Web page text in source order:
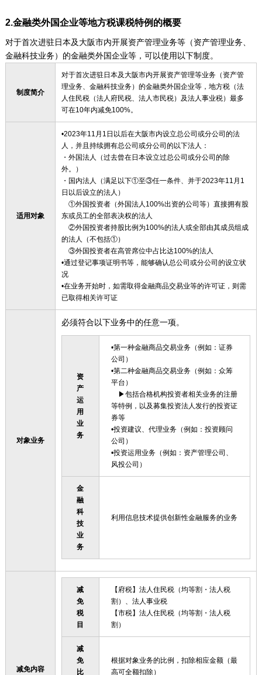
2.金融类外国企业等地方税课税特例的概要
对于首次进驻日本及大阪市内开展资产管理业务等（资产管理业务、
金融科技业务）的金融类外国企业等，可以使用以下制度。
制度简介
对于首次进驻日本及大阪市内开展资产管理等业务（资产管
理业务、金融科技业务）的金融类外国企业等，地方税（法
人住民税（法人府民税、法人市民税）及法人事业税）最多
可在10年内减免100%。
适用对象
•2023年11月1日以后在大阪市内设立总公司或分公司的法
人，并且持续拥有总公司或分公司的以下法人：
・外国法人（过去曾在日本设立过总公司或分公司的除
外。）
・国内法人（满足以下①至③任一条件、并于2023年11月1
日以后设立的法人）
①外国投资者（外国法人100%出资的公司等）直接拥有股
东或员工的全部表决权的法人
②外国投资者持股比例为100%的法人或全部由其成员组成
的法人（不包括①）
③外国投资者在高管席位中占比达100%的法人
•通过登记事项证明书等，能够确认总公司或分公司的设立状
况
•在业务开始时，如需取得金融商品交易业等的许可证，则需
已取得相关许可证
对象业务
必须符合以下业务中的任意一项。
资
产
运
用
业
务
•第一种金融商品交易业务（例如：证券
公司）
•第二种金融商品交易业务（例如：众筹
平台）
▶包括合格机构投资者相关业务的注册
等特例，以及募集投资法人发行的投资证
券等
•投资建议、代理业务（例如：投资顾问
公司）
•投资运用业务（例如：资产管理公司、
风投公司）
金
融
科
技
业
务
利用信息技术提供创新性金融服务的业务
减免内容
减
免
税
目
【府税】法人住民税（均等割・法人税
割）、法人事业税
【市税】法人住民税（均等割・法人税
割）
减
免
比
根据对象业务的比例，扣除相应金额（最
高可全额扣除）